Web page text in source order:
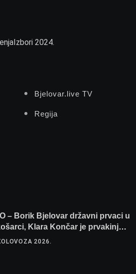
Izbori 2024.
Bjelovar.live TV
Regija
– Borik Bjelovar državni prvaci u
Klara Končar je prvakinja
u stolnom tenisu!
2026.